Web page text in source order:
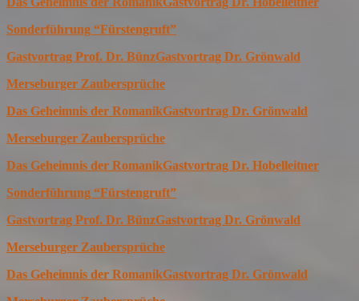
Sonderführung “Fürstengruft”
Gastvortrag Prof. Dr. BünzGastvortrag Dr. Grönwald
Merseburger Zaubersprüche
Das Geheimnis der RomanikGastvortrag Dr. Grönwald
Merseburger Zaubersprüche
Das Geheimnis der RomanikGastvortrag Dr. Hobelleitner
Sonderführung “Fürstengruft”
Gastvortrag Prof. Dr. BünzGastvortrag Dr. Grönwald
Merseburger Zaubersprüche
Das Geheimnis der RomanikGastvortrag Dr. Grönwald